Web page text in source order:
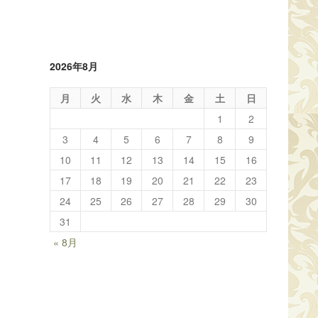
2026年8月
月 火 水 木 金 土
日
1
2
3
4 5 6 7 8
9
10
11 12 13 14 15
16
17
18 19 20 21 22
23
24
25 26 27 28 29
30
31
« 8月